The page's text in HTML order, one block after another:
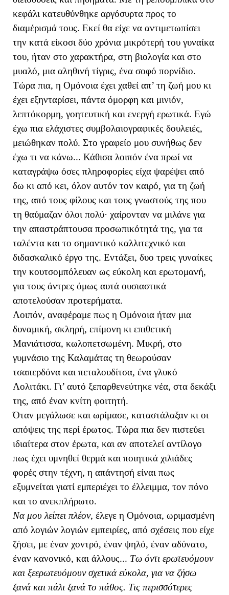
κεφάλι κατευθύνθηκε αργόσυρτα προς το
διαμέρισμά τους. Εκεί θα είχε να αντιμετωπίσει
την κατά είκοσι δύο χρόνια μικρότερή του γυναίκα
του, ήταν στο χαρακτήρα, στη βιολογία και στο
μυαλό, μια αληθινή τίγρις, ένα σοφό πορνίδιο.
Τώρα πια, η Ομόνοια έχει χαθεί απ’ τη ζωή μου κι
έχει εξηνταρίσει, πάντα όμορφη και μινιόν,
λεπτόκορμη, γοητευτική και ενεργή ερωτικά. Εγώ
έχω πια ελάχιστες συμβολαιογραφικές δουλειές,
μειώθηκαν πολύ. Στο γραφείο μου συνήθως δεν
έχω τι να κάνω... Κάθισα λοιπόν ένα πρωί να
καταγράψω όσες πληροφορίες είχα ψαρέψει από
δω κι από κει, όλον αυτόν τον καιρό, για τη ζωή
της, από τους φίλους και τους γνωστούς της που
τη θαύμαζαν όλοι πολύ· χαίρονταν να μιλάνε για
την απαστράπτουσα προσωπικότητά της, για τα
ταλέντα και το σημαντικό καλλιτεχνικό και
διδασκαλικό έργο της. Εντάξει, δυο τρεις γυναίκες
την κουτσομπόλευαν ως εύκολη και ερωτομανή,
για τους άντρες όμως αυτά ουσιαστικά
αποτελούσαν προτερήματα.
Λοιπόν, αναφέραμε πως η Ομόνοια ήταν μια
δυναμική, σκληρή, επίμονη κι επιθετική
Μανιάτισσα, κωλοπετσωμένη. Μικρή, στο
γυμνάσιο της Καλαμάτας τη θεωρούσαν
τσαπερδόνα και πεταλουδίτσα, ένα γλυκό
Λολιτάκι. Γι’ αυτό ξεπαρθενεύτηκε νέα, στα δεκάξι
της, από έναν κνίτη φοιτητή.
Όταν μεγάλωσε και ωρίμασε, καταστάλαξαν κι οι
απόψεις της περί έρωτος. Τώρα πια δεν πιστεύει
ιδιαίτερα στον έρωτα, και αν αποτελεί αντίλογο
πως έχει υμνηθεί θερμά και ποιητικά χιλιάδες
φορές στην τέχνη, η απάντησή είναι πως
εξυμνείται γιατί εμπεριέχει το έλλειμμα, τον πόνο
και το ανεκπλήρωτο.
Να μου λείπει πλέον, έλεγε η Ομόνοια, ωριμασμένη
από λογιών λογιών εμπειρίες, από σχέσεις που είχε
ζήσει, με έναν χοντρό, έναν ψηλό, έναν αδύνατο,
έναν κανονικό, και άλλους... Τω όντι ερωτευόμουν
και ξεερωτευόμουν σχετικά εύκολα, για να ζήσω
ξανά και πάλι ξανά το πάθος. Τις περισσότερες